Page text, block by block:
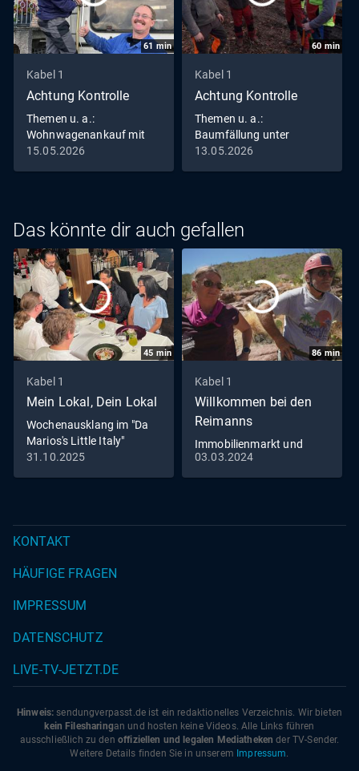
61 min
Kabel 1
Achtung Kontrolle
Themen u. a.:
Wohnwagenankauf mit
Hindernissen
15.05.2026
60 min
Kabel 1
Achtung Kontrolle
Themen u. a.:
Baumfällung unter
Hochdruck
13.05.2026
Das könnte dir auch gefallen
45 min
Kabel 1
Mein Lokal, Dein Lokal
Wochenausklang im "Da
Marios's Little Italy"
31.10.2025
86 min
Kabel 1
Willkommen bei den
Reimanns
Immobilienmarkt und
Romantik pur - Die
Reimanns erneuern ihr
03.03.2024
KONTAKT
HÄUFIGE FRAGEN
IMPRESSUM
DATENSCHUTZ
LIVE-TV-JETZT.DE
Hinweis: sendungverpasst.de ist ein redaktionelles Verzeichnis. Wir bieten
kein Filesharingan und hosten keine Videos. Alle Links führen
ausschließlich zu den offiziellen und legalen Mediatheken der TV-Sender.
Weitere Details finden Sie in unserem Impressum.